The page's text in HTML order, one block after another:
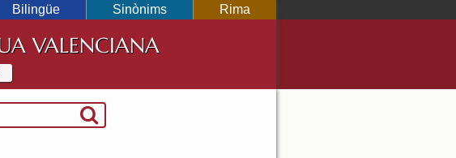
Bilingüe Sinònims Rima
VALENCIANA